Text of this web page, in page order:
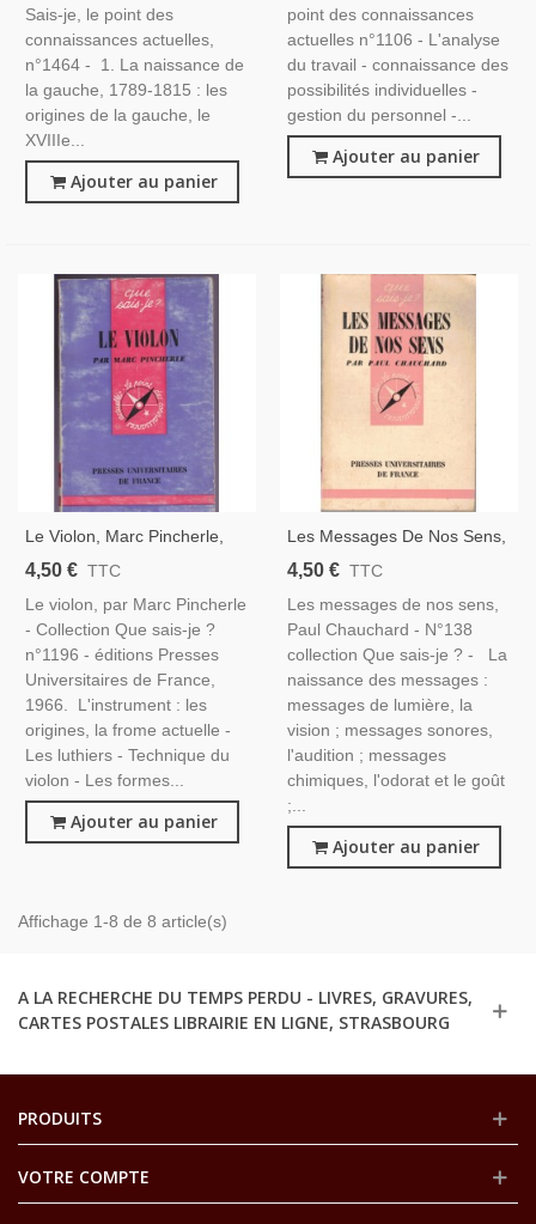
Sais-je, le point des
connaissances actuelles,
n°1464 - 1. La naissance de
la gauche, 1789-1815 : les
origines de la gauche, le
XVIIIe...
Ajouter au panier
point des connaissances
actuelles n°1106 - L'analyse
du travail - connaissance des
possibilités individuelles -
gestion du personnel -...
Ajouter au panier
Le Violon, Marc Pincherle,
Que Sais-Je ? 1966 -
4,50 € TTC
Le violon, par Marc Pincherle
- Collection Que sais-je ?
n°1196 - éditions Presses
Universitaires de France,
1966. L'instrument : les
origines, la frome actuelle -
Les luthiers - Technique du
violon - Les formes...
Ajouter au panier
Les Messages De Nos Sens,
Paul Chauchard, 1954 -
4,50 € TTC
Les messages de nos sens,
Paul Chauchard - N°138
collection Que sais-je ? - La
naissance des messages :
messages de lumière, la
vision ; messages sonores,
l'audition ; messages
chimiques, l'odorat et le goût
;...
Ajouter au panier
Affichage 1-8 de 8 article(s)
A LA RECHERCHE DU TEMPS PERDU - LIVRES, GRAVURES,
CARTES POSTALES LIBRAIRIE EN LIGNE, STRASBOURG
PRODUITS
VOTRE COMPTE